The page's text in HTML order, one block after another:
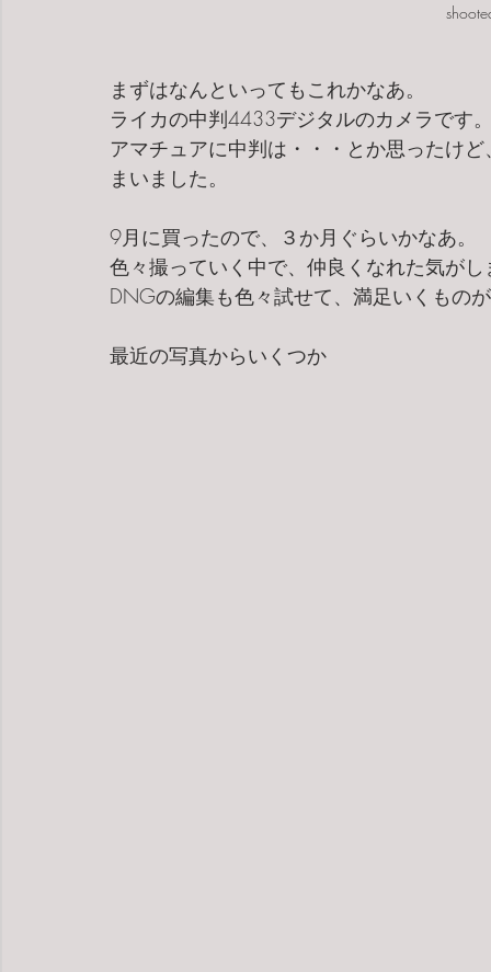
まずはなんといってもこれかなあ。
ライカの中判4433デジタルのカメラです
アマチュアに中判は・・・とか思ったけ
まいました。
9月に買ったので、３か月ぐらいかなあ。
色々撮っていく中で、仲良くなれた気がし
DNGの編集も色々試せて、満足いくもの
最近の写真からいくつか